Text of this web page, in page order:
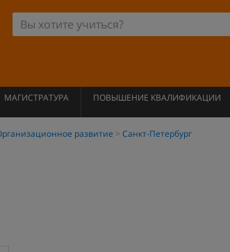
МАГИСТРАТУРА ПОВЫШЕНИЕ КВАЛИФИКАЦИИ
развитие Санкт-Петербург